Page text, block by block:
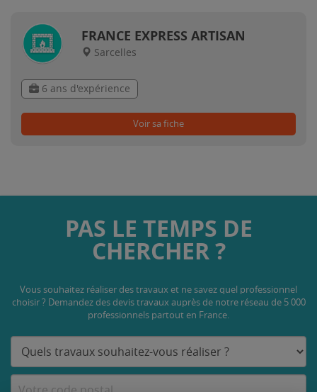
FRANCE EXPRESS ARTISAN
Sarcelles
6 ans d'expérience
Voir sa fiche
PAS LE TEMPS DE
CHERCHER ?
Vous souhaitez réaliser des travaux et ne savez quel professionnel
choisir ? Demandez des devis travaux auprès de notre réseau de 5 000
professionnels partout en France.